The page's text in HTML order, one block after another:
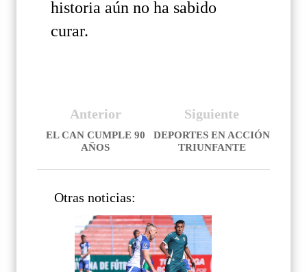
historia aún no ha sabido
curar.
Siguiente
DEPORTES EN ACCIÓN
TRIUNFANTE
Anterior
EL CAN CUMPLE 90
AÑOS
Otras noticias: